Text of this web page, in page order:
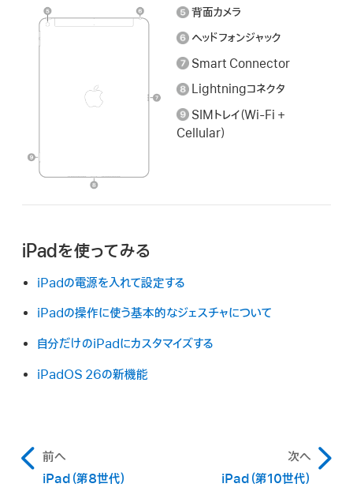
背面カメラ
ヘッドフォンジャック
Smart Connector
Lightningコネクタ
SIMトレイ（Wi-Fi +
Cellular）
iPadを使ってみる
iPadの電源を入れて設定する
iPadの操作に使う基本的なジェスチャについて
自分だけのiPadにカスタマイズする
iPadOS 26の新機能
前へ
iPad（第8世代）
次へ
iPad（第10世代）